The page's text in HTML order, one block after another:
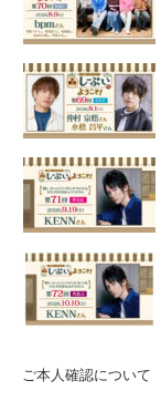
ご本人確認について